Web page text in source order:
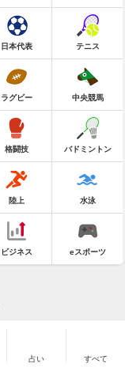
日本代表 テニス
ラグビー 中央競馬
格闘技 バドミントン
陸上 水泳
ビジネス eスポーツ
占い すべて